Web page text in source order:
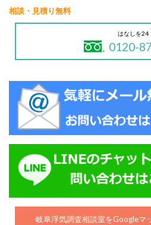
相談・見積り無料
はなしを24
0120-
岐阜浮気調査相談室をGoogleマ